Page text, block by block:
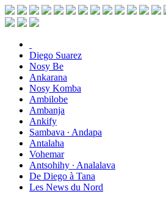
Diego Suarez
Nosy Be
Ankarana
Nosy Komba
Ambilobe
Ambanja
Ankify
Sambava ∙ Andapa
Antalaha
Vohemar
Antsohihy ∙ Analalava
De Diego à Tana
Les News du Nord